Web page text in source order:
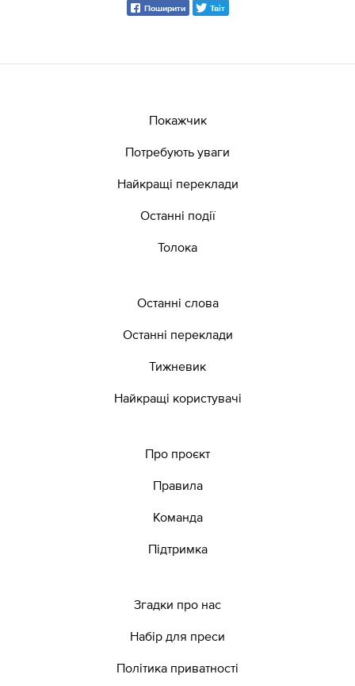
Поширити Твіт
Покажчик
Потребують уваги
Найкращі переклади
Останні події
Толока
Останні слова
Останні переклади
Тижневик
Найкращі користувачі
Про проєкт
Правила
Команда
Підтримка
Згадки про нас
Набір для преси
Політика приватності